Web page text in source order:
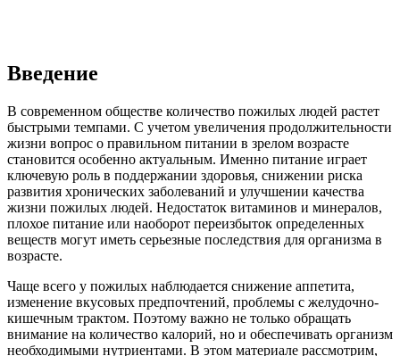
Введение
В современном обществе количество пожилых людей растет
быстрыми темпами. С учетом увеличения продолжительности
жизни вопрос о правильном питании в зрелом возрасте
становится особенно актуальным. Именно питание играет
ключевую роль в поддержании здоровья, снижении риска
развития хронических заболеваний и улучшении качества
жизни пожилых людей. Недостаток витаминов и минералов,
плохое питание или наоборот переизбыток определенных
веществ могут иметь серьезные последствия для организма в
возрасте.
Чаще всего у пожилых наблюдается снижение аппетита,
изменение вкусовых предпочтений, проблемы с желудочно-
кишечным трактом. Поэтому важно не только обращать
внимание на количество калорий, но и обеспечивать организм
необходимыми нутриентами. В этом материале рассмотрим,